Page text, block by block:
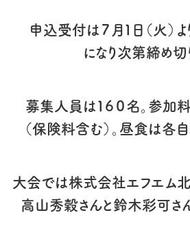
申込受付は７月１日（火）よ
になり次第締め切り
募集人員は１６０名。参加料
（保険料含む）。昼食は各自
大会では株式会社エフエム
高山秀穀さんと鈴木彩可さん